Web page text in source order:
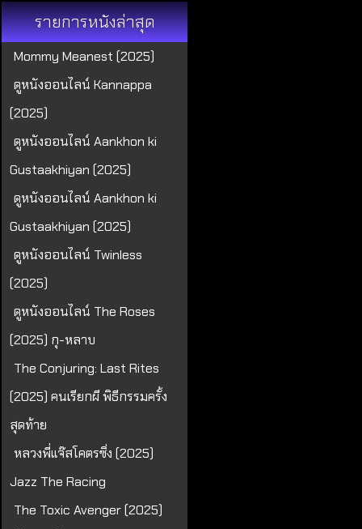
รายการหนังล่าสุด
Mommy Meanest (2025)
ดูหนังออนไลน์ Kannappa
(2025)
ดูหนังออนไลน์ Aankhon ki
Gustaakhiyan (2025)
ดูหนังออนไลน์ Aankhon ki
Gustaakhiyan (2025)
ดูหนังออนไลน์ Twinless
(2025)
ดูหนังออนไลน์ The Roses
(2025) กุ-หลาบ
The Conjuring: Last Rites
(2025) คนเรียกผี พิธีกรรมครั้ง
สุดท้าย
หลวงพี่แจ๊สโคตรซิ่ง (2025)
Jazz The Racing
The Toxic Avenger (2025)